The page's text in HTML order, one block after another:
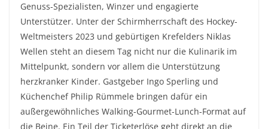
Genuss-Spezialisten, Winzer und engagierte
Unterstützer. Unter der Schirmherrschaft des Hockey-
Weltmeisters 2023 und gebürtigen Krefelders Niklas
Wellen steht an diesem Tag nicht nur die Kulinarik im
Mittelpunkt, sondern vor allem die Unterstützung
herzkranker Kinder. Gastgeber Ingo Sperling und
Küchenchef Philip Rümmele bringen dafür ein
außergewöhnliches Walking-Gourmet-Lunch-Format auf
die Beine. Ein Teil der Ticketerlöse geht direkt an die